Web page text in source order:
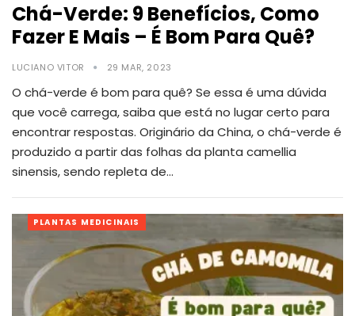
Chá-Verde: 9 Benefícios, Como
Fazer E Mais – É Bom Para Quê?
LUCIANO VITOR 29 MAR, 2023
O chá-verde é bom para quê? Se essa é uma dúvida
que você carrega, saiba que está no lugar certo para
encontrar respostas. Originário da China, o chá-verde é
produzido a partir das folhas da planta camellia
sinensis, sendo repleta de…
PLANTAS MEDICINAIS